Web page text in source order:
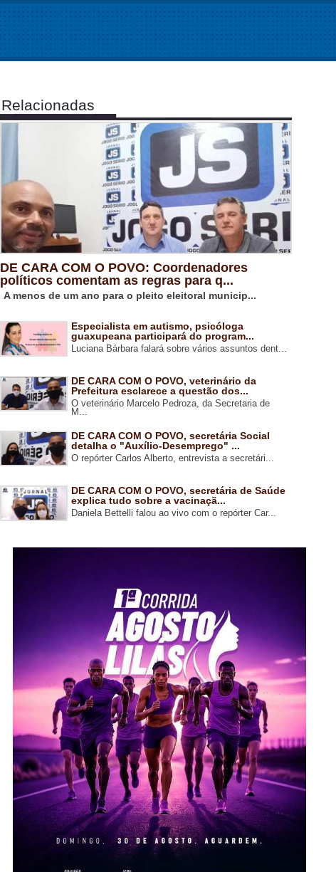
Relacionadas
DE CARA COM O POVO: Coordenadores
políticos comentam as regras para q...
A menos de um ano para o pleito eleitoral municip...
Especialista em autismo, psicóloga
guaxupeana participará do program...
Luciana Bárbara falará sobre vários assuntos dent...
DE CARA COM O POVO, veterinário da
Prefeitura esclarece a questão dos...
O veterinário Marcelo Pedroza, da Secretaria de
M...
DE CARA COM O POVO, secretária Social
detalha o "Auxílio-Desemprego" ...
O repórter Carlos Alberto, entrevista a secretári...
DE CARA COM O POVO, secretária de Saúde
explica tudo sobre a vacinaçã...
Daniela Bettelli falou ao vivo com o repórter Car...